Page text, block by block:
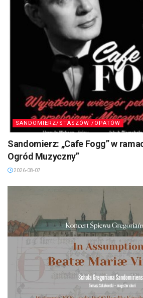
SANDOMIERZ/STASZÓW /OPATÓW
Sandomierz: „Cafe Fogg” w
Ogród Muzyczny”
2026-08-07